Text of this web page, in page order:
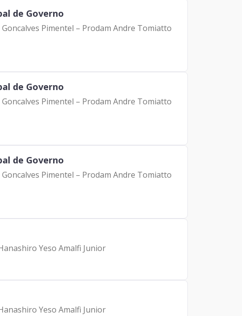
de Governo
Pimentel – Prodam Andre Tomiatto
de Governo
Pimentel – Prodam Andre Tomiatto
de Governo
Pimentel – Prodam Andre Tomiatto
Yeso Amalfi Junior
Yeso Amalfi Junior